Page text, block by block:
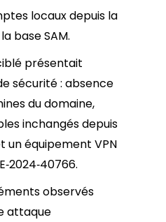
locaux depuis la
base SAM.
présentait
sécurité : absence
du domaine,
inchangés depuis
un équipement VPN
observés
attaque